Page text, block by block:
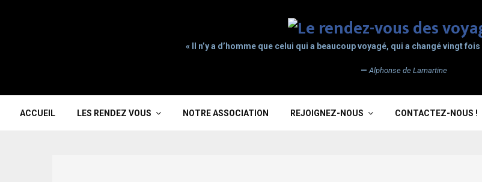
« Il n’y a d’homme que celui qui a beaucoup voyagé, qui a changé vingt
— Alphonse de Lamartine
ACCUEIL LES RENDEZ VOUS NOTRE ASSOCIATION REJOIGNEZ-NOUS CONTACTEZ-NOUS !